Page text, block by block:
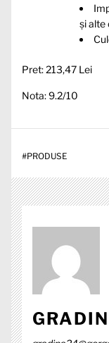
și alte
Pret: 213,47 Lei
Nota: 9.2/10
#PRODUSE